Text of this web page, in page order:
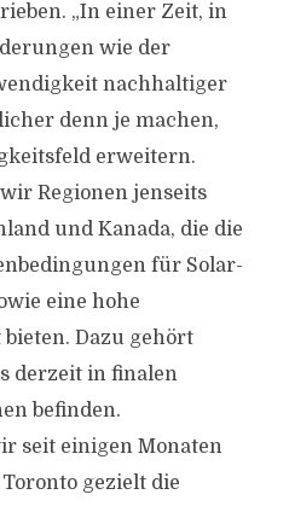
„In einer Zeit, in
wie der
nachhaltiger
denn je machen,
erweitern.
Regionen jenseits
und Kanada, die die
für Solar-
eine hohe
Dazu gehört
derzeit in finalen
befinden.
seit einigen Monaten
gezielt die